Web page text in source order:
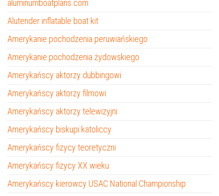
aluminumboatplans.com
Alutender inflatable boat kit
Amerykanie pochodzenia peruwiańskiego
Amerykanie pochodzenia żydowskiego
Amerykańscy aktorzy dubbingowi
Amerykańscy aktorzy filmowi
Amerykańscy aktorzy telewizyjni
Amerykańscy biskupi katoliccy
Amerykańscy fizycy teoretyczni
Amerykańscy fizycy XX wieku
Amerykańscy kierowcy USAC National Championship